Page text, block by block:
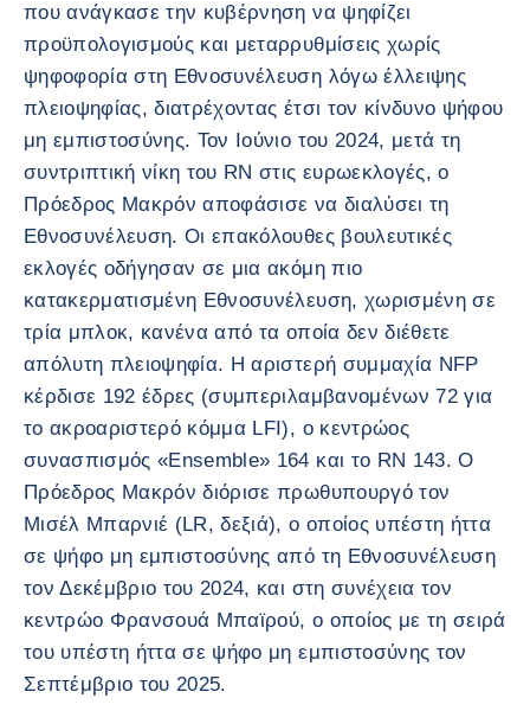
που ανάγκασε την κυβέρνηση να ψηφίζει
προϋπολογισμούς και μεταρρυθμίσεις χωρίς
ψηφοφορία στη Εθνοσυνέλευση λόγω έλλειψης
πλειοψηφίας, διατρέχοντας έτσι τον κίνδυνο ψήφου
μη εμπιστοσύνης. Τον Ιούνιο του 2024, μετά τη
συντριπτική νίκη του RN στις ευρωεκλογές, ο
Πρόεδρος Μακρόν αποφάσισε να διαλύσει τη
Εθνοσυνέλευση. Οι επακόλουθες βουλευτικές
εκλογές οδήγησαν σε μια ακόμη πιο
κατακερματισμένη Εθνοσυνέλευση, χωρισμένη σε
τρία μπλοκ, κανένα από τα οποία δεν διέθετε
απόλυτη πλειοψηφία. Η αριστερή συμμαχία NFP
κέρδισε 192 έδρες (συμπεριλαμβανομένων 72 για
το ακροαριστερό κόμμα LFI), ο κεντρώος
συνασπισμός «Ensemble» 164 και το RN 143. Ο
Πρόεδρος Μακρόν διόρισε πρωθυπουργό τον
Μισέλ Μπαρνιέ (LR, δεξιά), ο οποίος υπέστη ήττα
σε ψήφο μη εμπιστοσύνης από τη Εθνοσυνέλευση
τον Δεκέμβριο του 2024, και στη συνέχεια τον
κεντρώο Φρανσουά Μπαϊρού, ο οποίος με τη σειρά
του υπέστη ήττα σε ψήφο μη εμπιστοσύνης τον
Σεπτέμβριο του 2025.